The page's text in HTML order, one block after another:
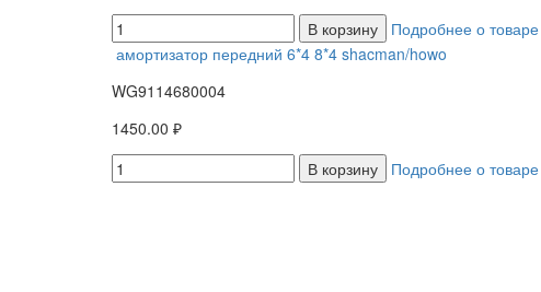
В корзину
Подробнее о товаре
амортизатор передний 6*4 8*4 shacman/howo
WG9114680004
1450.00 ₽
В корзину
Подробнее о товаре